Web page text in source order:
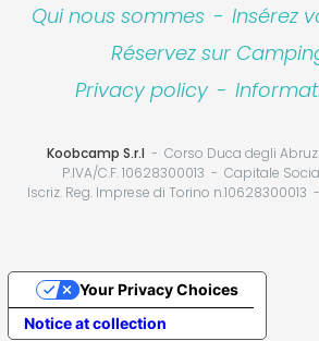
Qui nous sommes - Insérez
Réservez sur
Privacy policy -
Koobcamp S.r.l
Corso Duca degli
P.IVA/C.F. 10628300013
Capitale
Iscriz. Reg. Imprese di Torino n.10628300013
Notice at collection
Your Privacy Choices